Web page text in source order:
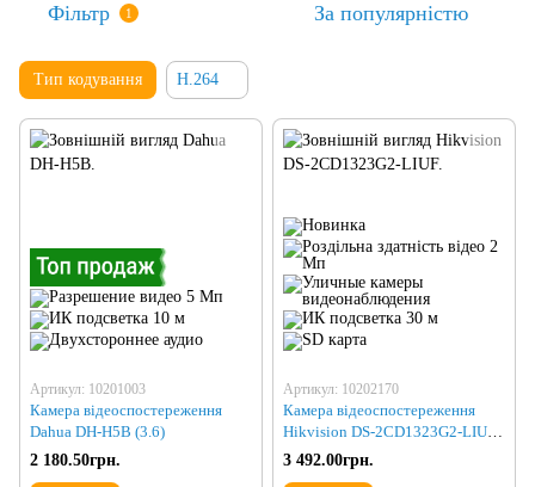
Фільтр 1 За популярністю
Тип кодування H.264
Артикул: 10201003
Камера відеоспостереження
Dahua DH-H5B (3.6)
2 180.50грн.
Артикул: 10202170
Камера відеоспостереження
Hikvision DS-2CD1323G2-LIUF
(2.8)
3 492.00грн.